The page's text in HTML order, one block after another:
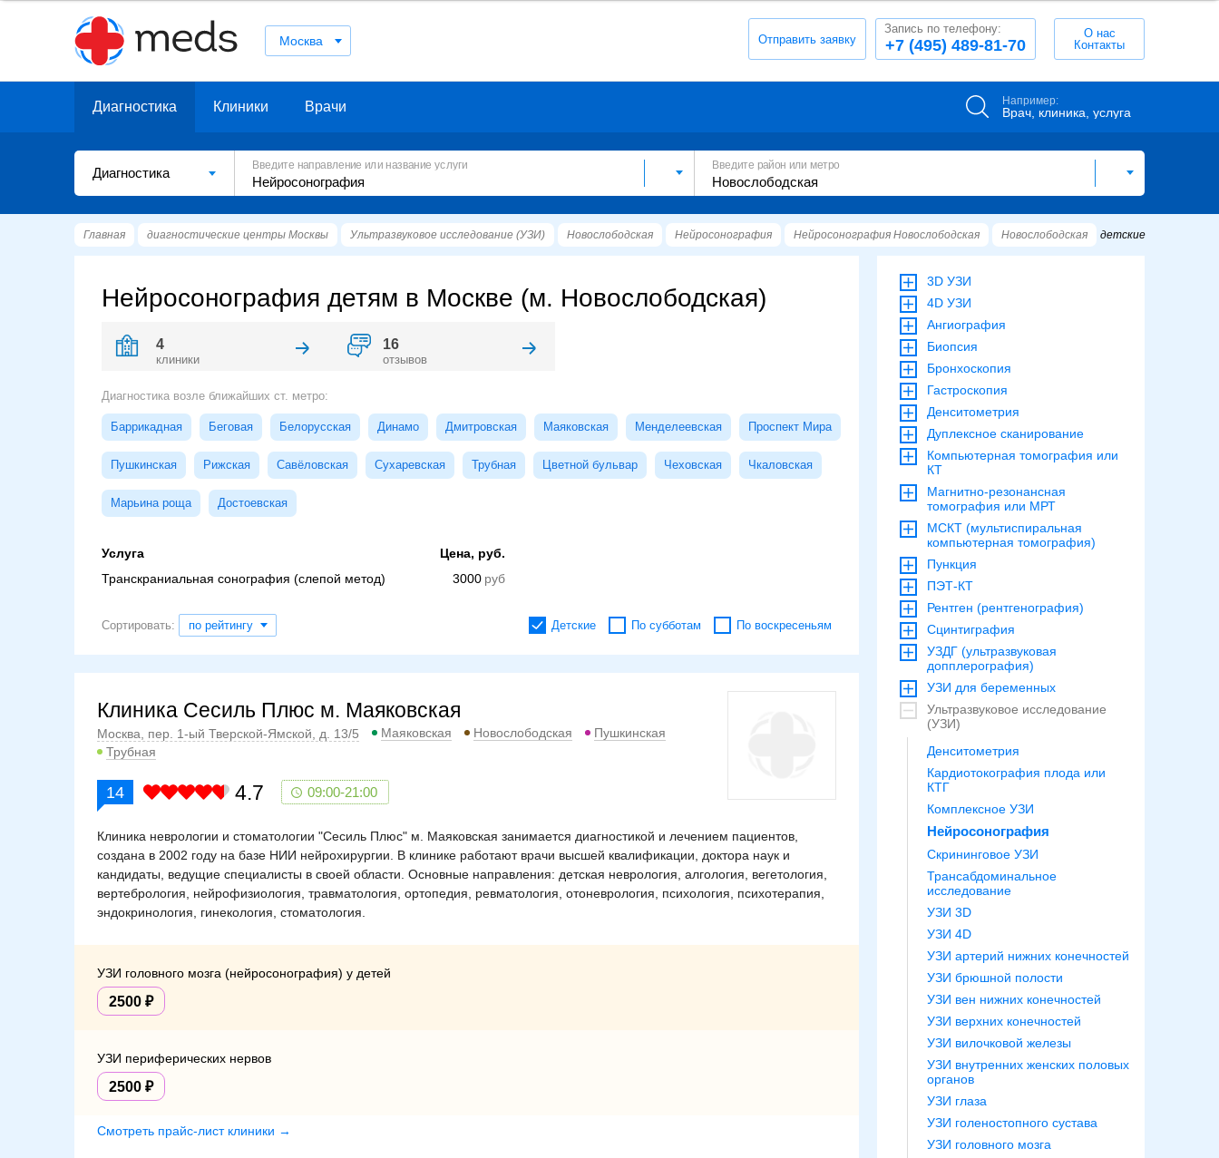
Москва Отправить заявку +7 (495) 489-81-70
Запись по телефону:
О нас
Контакты
Диагностика Клиники Врачи Например:
Врач, клиника, услуга
Диагностика
Введите направление или название услуги Введите район или метро
Главная диагностические центры Москвы Ультразвуковое исследование (УЗИ) Новослободская Нейросонография Нейросонография Новослободская Новослободская детские
Нейросонография детям в Москве (м. Новослободская)
4
клиники
16
отзывов
Диагностика возле ближайших ст. метро:
Баррикадная Беговая Белорусская Динамо Дмитровская Маяковская Менделеевская Проспект Мира
Пушкинская Рижская Савёловская Сухаревская Трубная Цветной бульвар Чеховская Чкаловская
Марьина роща Достоевская
Услуга
Цена, руб.
Транскраниальная сонография (слепой метод)
3000
Сортировать: по рейтингу Детские По субботам По воскресеньям
Клиника Сесиль Плюс м. Маяковская
Москва, пер. 1-ый Тверской-Ямской, д. 13/5 Маяковская Новослободская
Пушкинская
Трубная
14 4.7 09:00-21:00
Клиника неврологии и стоматологии "Сесиль Плюс" м. Маяковская занимается диагностикой и лечением пациентов,
создана в 2002 году на базе НИИ нейрохирургии. В клинике работают врачи высшей квалификации, доктора наук и
кандидаты, ведущие специалисты в своей области. Основные направления: детская неврология, алгология, вегетология,
вертебрология, нейрофизиология, травматология, ортопедия, ревматология, отоневрология, психология, психотерапия,
эндокринология, гинекология, стоматология.
УЗИ головного мозга (нейросонография) у детей
2500
УЗИ периферических нервов
2500
Смотреть прайс-лист клиники →
3D УЗИ
4D УЗИ
Ангиография
Биопсия
Бронхоскопия
Гастроскопия
Денситометрия
Дуплексное сканирование
Компьютерная томография или
КТ
Магнитно-резонансная
томография или МРТ
МСКТ (мультиспиральная
компьютерная томография)
Пункция
ПЭТ-КТ
Рентген (рентгенография)
Сцинтиграфия
УЗДГ (ультразвуковая
допплерография)
УЗИ для беременных
Ультразвуковое исследование
(УЗИ)
Денситометрия
Кардиотокография плода или
КТГ
Комплексное УЗИ
Нейросонография
Скрининговое УЗИ
Трансабдоминальное
исследование
УЗИ 3D
УЗИ 4D
УЗИ артерий нижних конечностей
УЗИ брюшной полости
УЗИ вен нижних конечностей
УЗИ верхних конечностей
УЗИ вилочковой железы
УЗИ внутренних женских половых
органов
УЗИ глаза
УЗИ голеностопного сустава
УЗИ головного мозга